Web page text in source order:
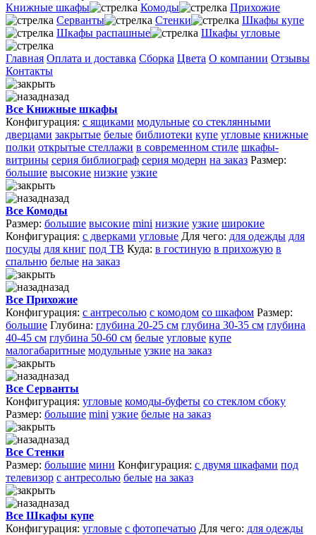
Книжные шкафы Комоды
Прихожие
Серванты
Стенки
Шкафы купе
Шкафы распашные
Шкафы угловые
Главная Оплата и доставка Сборка Цвета О компании Отзывы
Контакты
назад
Все Книжные шкафы
Конфигурация: с ящиками модульные со стеклянными
дверцами закрытые белые библиотеки купе угловые книжные
полки открытые стеллажи в современном стиле шкафы-
витрины серия библиограф серия модерн на заказ Размер:
большие высокие низкие узкие
назад
Все Комоды
Размер: большие высокие mini низкие узкие широкие
Конфигурация: с дверками угловые Для чего: для одежды для
посуды для книг под ТВ Куда: в гостиную в прихожую в
спальню белые на заказ
назад
Все Прихожие
Конфигурация: с антресолью с комодом со шкафом Размер:
большие Глубина: глубина 20-25 см глубина 30-35 см глубина
40-45 см глубина 50-60 см белые угловые купе
малогабаритные модульные узкие на заказ
назад
Все Серванты
Конфигурация: угловые комоды-буфеты со стеклом сбоку
Размер: большие mini узкие белые на заказ
назад
Все Стенки
Размер: большие мини Конфигурация: с двумя шкафами под
телевизор с антресолью белые на заказ
назад
Все Шкафы купе
Конфигурация: угловые с фотопечатью Для чего: для одежды